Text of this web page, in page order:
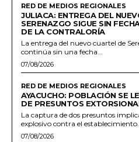
RED DE MEDIOS REGIONALES
JULIACA: ENTREGA DEL
SERENAZGO SIGUE SIN
DE LA CONTRALORÍA
La entrega del nuevo cuartel de
continúa sin una fecha...
07/08/2026
RED DE MEDIOS REGIONALES
AYACUCHO: POBLACIÓN SE
DE PRESUNTOS
La captura de dos presuntos
explosivo contra el
07/08/2026